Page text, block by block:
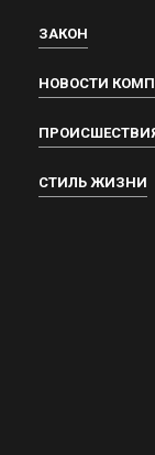
ЗАКОН
НОВОСТИ
СТИЛЬ ЖИЗНИ